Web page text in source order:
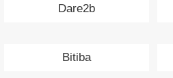
Dare2b
Bitiba